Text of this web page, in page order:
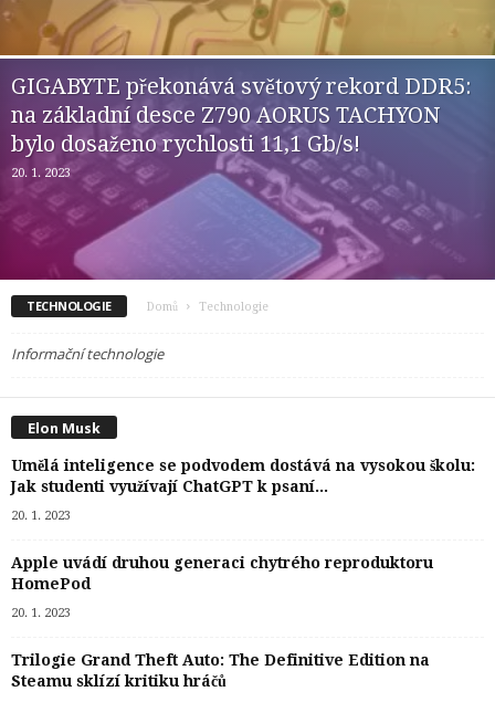
GIGABYTE překonává světový rekord DDR5:
na základní desce Z790 AORUS TACHYON
bylo dosaženo rychlosti 11,1 Gb/s!
20. 1. 2023
TECHNOLOGIE Domů Technologie
Informační technologie
Elon Musk
Umělá inteligence se podvodem dostává na vysokou školu:
Jak studenti využívají ChatGPT k psaní...
20. 1. 2023
Apple uvádí druhou generaci chytrého reproduktoru
HomePod
20. 1. 2023
Trilogie Grand Theft Auto: The Definitive Edition na
Steamu sklízí kritiku hráčů